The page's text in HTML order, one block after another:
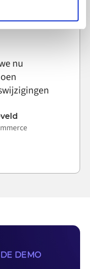
We also use third-
Alumio services
nu
DEMO